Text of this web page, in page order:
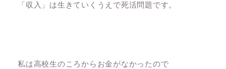
「収入」は生きていくうえで死活問題です。
私は高校生のころからお金がなかったので